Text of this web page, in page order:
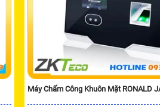
Máy Chấm Công Khuôn Mặt RONALD